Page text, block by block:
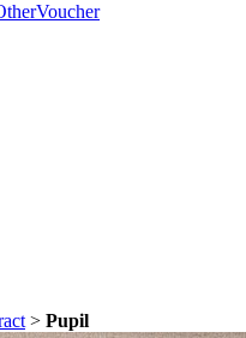
Voucher
> Pupil